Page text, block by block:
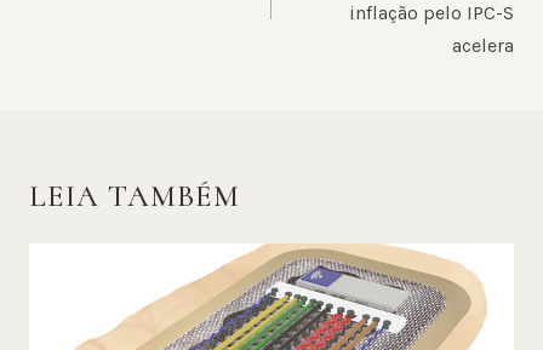
inflação pelo IPC-S
acelera
LEIA TAMBÉM